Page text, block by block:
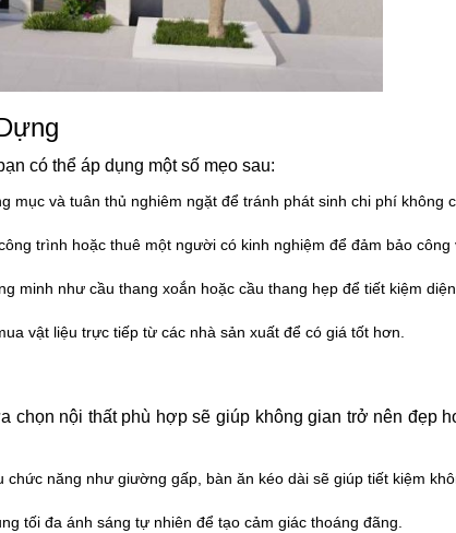
có thể áp dụng một số mẹo sau:
mục và tuân thủ nghiêm ngặt để tránh phát sinh chi phí không
trình hoặc thuê một người có kinh nghiệm để đảm bảo công
minh như cầu thang xoắn hoặc cầu thang hẹp để tiết kiệm
vật liệu trực tiếp từ các nhà sản xuất để có giá tốt hơn.
chọn nội thất phù hợp sẽ giúp không gian trở nên đẹp
chức năng như giường gấp, bàn ăn kéo dài sẽ giúp tiết kiệm
tối đa ánh sáng tự nhiên để tạo cảm giác thoáng đãng.